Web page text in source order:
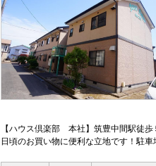
【ハウス倶楽部 本社】筑豊中間駅徒
日頃のお買い物に便利な立地です！駐